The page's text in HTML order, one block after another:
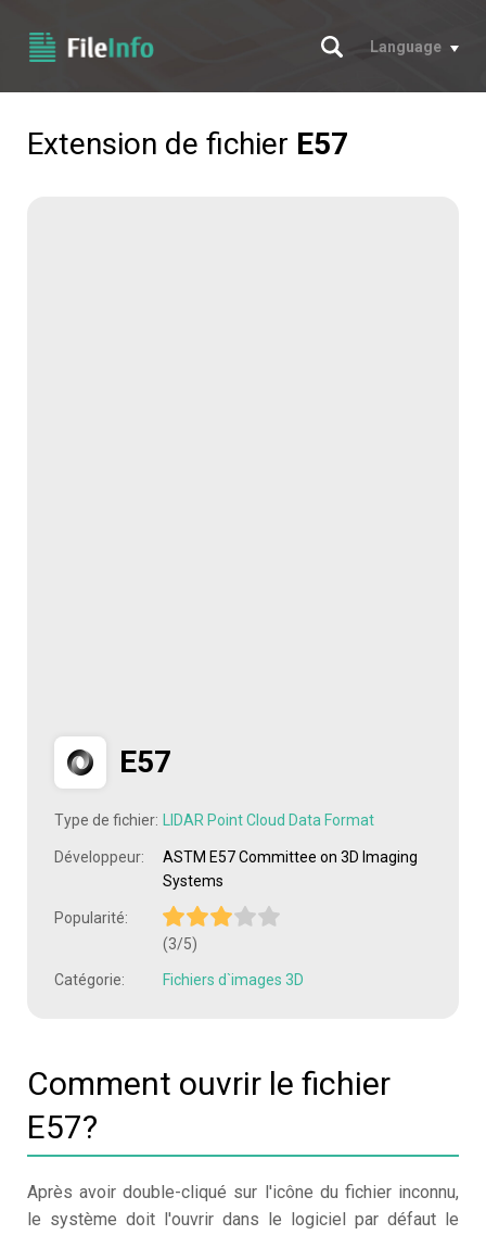
Chercher
Language
Extension de fichier E57
E57
Type de fichier: LIDAR Point Cloud Data Format
Développeur:
ASTM E57 Committee on 3D Imaging
Systems
Popularité:
(3/5)
Catégorie: Fichiers d`images 3D
Comment ouvrir le fichier
E57?
Après avoir double-cliqué sur l'icône du fichier inconnu,
le système doit l'ouvrir dans le logiciel par défaut le